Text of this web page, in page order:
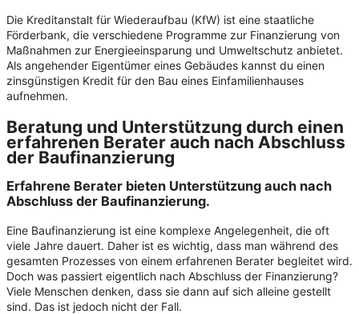
Die Kreditanstalt für Wiederaufbau (KfW) ist eine staatliche
Förderbank, die verschiedene Programme zur Finanzierung von
Maßnahmen zur Energieeinsparung und Umweltschutz anbietet.
Als angehender Eigentümer eines Gebäudes kannst du einen
zinsgünstigen Kredit für den Bau eines Einfamilienhauses
aufnehmen.
Beratung und Unterstützung durch einen
erfahrenen Berater auch nach Abschluss
der Baufinanzierung
Erfahrene Berater bieten Unterstützung auch nach
Abschluss der Baufinanzierung.
Eine Baufinanzierung ist eine komplexe Angelegenheit, die oft
viele Jahre dauert. Daher ist es wichtig, dass man während des
gesamten Prozesses von einem erfahrenen Berater begleitet wird.
Doch was passiert eigentlich nach Abschluss der Finanzierung?
Viele Menschen denken, dass sie dann auf sich alleine gestellt
sind. Das ist jedoch nicht der Fall.